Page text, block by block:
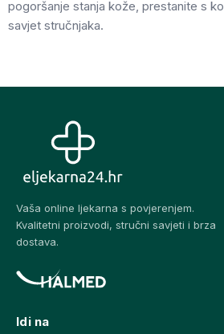
pogoršanje stanja kože, prestanite s
savjet stručnjaka.
Vaša online ljekarna s povjerenjem.
Kvalitetni proizvodi, stručni savjeti i brza
dostava.
Idi na